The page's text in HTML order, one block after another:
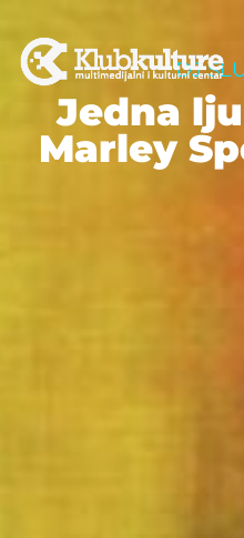
DJ
Jedna
Marley